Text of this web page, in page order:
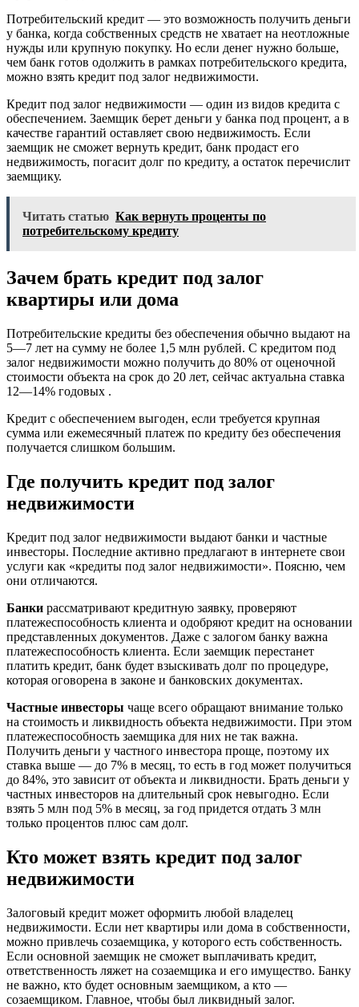
Потребительский кредит — это возможность получить деньги
у банка, когда собственных средств не хватает на неотложные
нужды или крупную покупку. Но если денег нужно больше,
чем банк готов одолжить в рамках потребительского кредита,
можно взять кредит под залог недвижимости.
Кредит под залог недвижимости — один из видов кредита с
обеспечением. Заемщик берет деньги у банка под процент, а в
качестве гарантий оставляет свою недвижимость. Если
заемщик не сможет вернуть кредит, банк продаст его
недвижимость, погасит долг по кредиту, а остаток перечислит
заемщику.
Читать статью Как вернуть проценты по
потребительскому кредиту
Зачем брать кредит под залог
квартиры или дома
Потребительские кредиты без обеспечения обычно выдают на
5—7 лет на сумму не более 1,5 млн рублей. С кредитом под
залог недвижимости можно получить до 80% от оценочной
стоимости объекта на срок до 20 лет, сейчас актуальна ставка
12—14% годовых .
Кредит с обеспечением выгоден, если требуется крупная
сумма или ежемесячный платеж по кредиту без обеспечения
получается слишком большим.
Где получить кредит под залог
недвижимости
Кредит под залог недвижимости выдают банки и частные
инвесторы. Последние активно предлагают в интернете свои
услуги как «кредиты под залог недвижимости». Поясню, чем
они отличаются.
Банки рассматривают кредитную заявку, проверяют
платежеспособность клиента и одобряют кредит на основании
представленных документов. Даже с залогом банку важна
платежеспособность клиента. Если заемщик перестанет
платить кредит, банк будет взыскивать долг по процедуре,
которая оговорена в законе и банковских документах.
Частные инвесторы чаще всего обращают внимание только
на стоимость и ликвидность объекта недвижимости. При этом
платежеспособность заемщика для них не так важна.
Получить деньги у частного инвестора проще, поэтому их
ставка выше — до 7% в месяц, то есть в год может получиться
до 84%, это зависит от объекта и ликвидности. Брать деньги у
частных инвесторов на длительный срок невыгодно. Если
взять 5 млн под 5% в месяц, за год придется отдать 3 млн
только процентов плюс сам долг.
Кто может взять кредит под залог
недвижимости
Залоговый кредит может оформить любой владелец
недвижимости. Если нет квартиры или дома в собственности,
можно привлечь созаемщика, у которого есть собственность.
Если основной заемщик не сможет выплачивать кредит,
ответственность ляжет на созаемщика и его имущество. Банку
не важно, кто будет основным заемщиком, а кто —
созаемщиком. Главное, чтобы был ликвидный залог.